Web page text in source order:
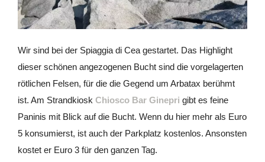
Wir sind bei der Spiaggia di Cea gestartet. Das Highlight
dieser schönen angezogenen Bucht sind die vorgelagerten
rötlichen Felsen, für die die Gegend um Arbatax berühmt
ist. Am Strandkiosk Chiosco Bar Ginepri gibt es feine
Paninis mit Blick auf die Bucht. Wenn du hier mehr als Euro
5 konsumierst, ist auch der Parkplatz kostenlos. Ansonsten
kostet er Euro 3 für den ganzen Tag.